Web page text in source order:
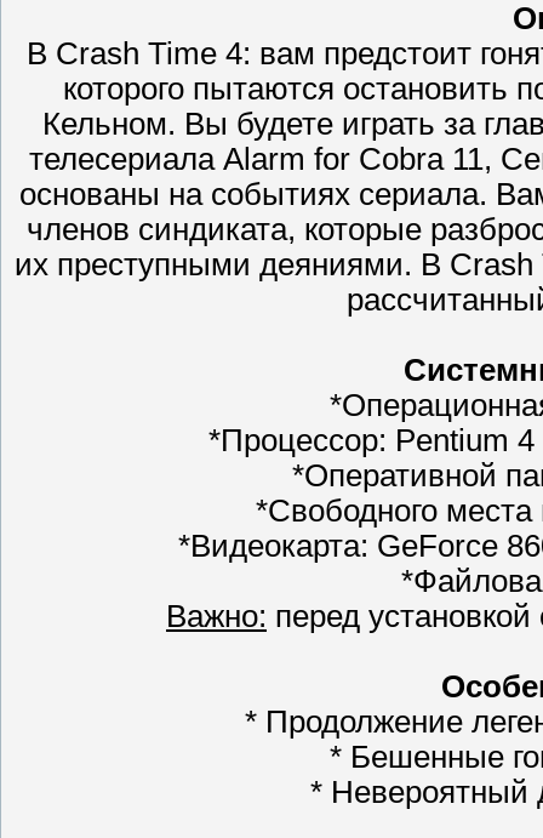
В Crash Time 4: вам предстоит
которого пытаются остановить
Кельном. Вы будете играть за
телесериала Alarm for Cobra 11,
основаны на событиях сериала.
членов синдиката, которые
их преступными деяниями. В Crash
*Процессор: Pentium
*Оперативной
*Свободного
*Видеокарта: GeForce
Важно: перед
* Продолжение
* Бешенные
* Невероятный